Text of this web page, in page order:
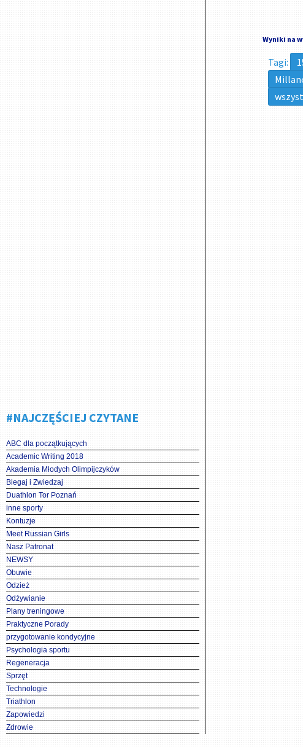
#NAJCZĘŚCIEJ CZYTANE
ABC dla początkujących
Academic Writing 2018
Akademia Młodych Olimpijczyków
Biegaj i Zwiedzaj
Duathlon Tor Poznań
inne sporty
Kontuzje
Meet Russian Girls
Nasz Patronat
NEWSY
Obuwie
Odzież
Odżywianie
Plany treningowe
Praktyczne Porady
przygotowanie kondycyjne
Psychologia sportu
Regeneracja
Sprzęt
Technologie
Triathlon
Zapowiedzi
Zdrowie
Wyniki na
Tagi: